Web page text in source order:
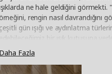
ne hale geldiğini görmekti.
rengin nasıl davrandığını
çeşitli gün ışığı ve aydınlatma
edebileceğimiz bir ışık kutusuna
İşimiz, renge güvenebileceğiniz, gri
her zaman gri görüneceği
diyor Flavia. "Renk
Daha Fazla